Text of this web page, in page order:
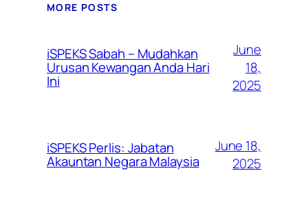
MORE POSTS
iSPEKS Sabah – Mudahkan
Urusan Kewangan Anda Hari
Ini
June
18,
2025
iSPEKS Perlis: Jabatan
Akauntan Negara Malaysia
June 18,
2025